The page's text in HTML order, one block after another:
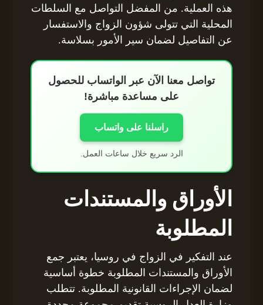
هذه العملية. من المفضل التواصل مع السلطات
المحلية التي تتولى شؤون الزواج والاستفسار
عن التفاصيل لضمان سير الأمور بسلاسة.
تواصل معنا الآن عبر الواتساب للحصول
على مساعدة مباشرة!
راسلنا على واتساب
الرد سريع خلال ساعات العمل.
الأوراق والمستندات
المطلوبة
عند التفكير في الزواج في روسيا، يعتبر جمع
الأوراق والمستندات المطلوبة خطوة أساسية
لضمان الإجراءات القانونية المطلوبة. تتطلب